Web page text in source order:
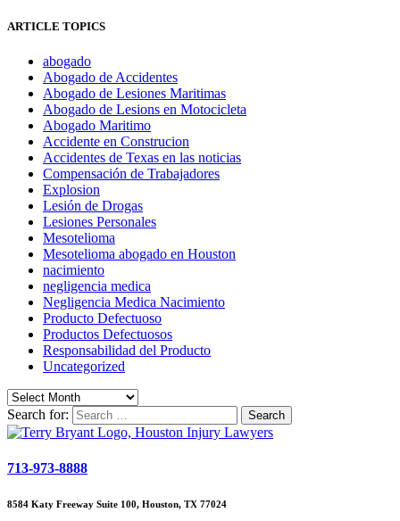
ARTICLE TOPICS
abogado
Abogado de Accidentes
Abogado de Lesiones Maritimas
Abogado de Lesions en Motocicleta
Abogado Maritimo
Accidente en Construcion
Accidentes de Texas en las noticias
Compensación de Trabajadores
Explosion
Lesión de Drogas
Lesiones Personales
Mesotelioma
Mesotelioma abogado en Houston
nacimiento
negligencia medica
Negligencia Medica Nacimiento
Producto Defectuoso
Productos Defectuosos
Responsabilidad del Producto
Uncategorized
Search for:
713-973-8888
8584 Katy Freeway Suite 100, Houston, TX 77024